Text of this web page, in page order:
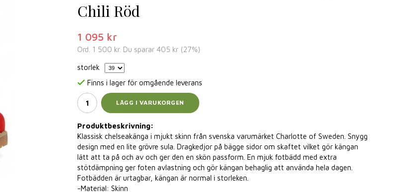
Chili Röd
1 095 kr
Ord. 1 500 kr. Du sparar 405 kr (27%)
storlek
Finns i lager för omgående leverans
LÄGG I VARUKORGEN
Produktbeskrivning:
Klassisk chelseakänga i mjukt skinn från svenska varumärket Charlotte of Sweden. Snygg
design med en lite grövre sula. Dragkedjor på bägge sidor om skaftet vilket gör kängan
lätt att ta på och av och ger den en skön passform. En mjuk fotbädd med extra
stötdämpning ger foten avlastning och gör kängan behaglig att använda hela dagen.
Fotbädden är urtagbar, kängan är normal i storleken.
-Material: Skinn